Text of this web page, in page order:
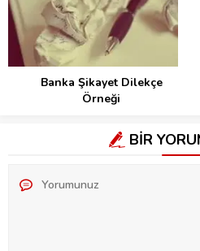
Banka Şikayet Dilekçe
Örneği
BİR